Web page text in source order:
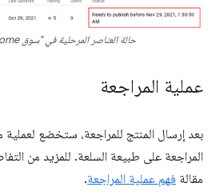
حالة العناصر المرحلية في "سوق Chrome الإلكتروني"
عملية المراجعة
بعد إرسال المنتج للمراجعة، ستخضع
المراجعة على طبيعة السلعة. للمزيد من
مقالة فهم عملية المراجعة.